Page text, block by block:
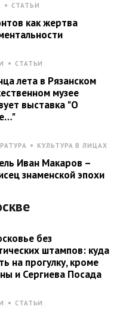
СТАТЬИ
как жертва
СТАТЬИ
лета в Рязанском
музее
выставка "О
КУЛЬТУРА В ЛИЦАХ
Иван Макаров –
знаменской эпохи
без
штампов: куда
на прогулку, кроме
и Сергиева Посада
СТАТЬИ